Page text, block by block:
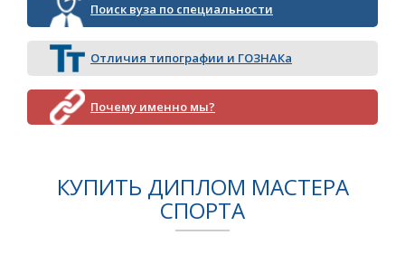
Поиск вуза по специальности
Отличия типографии и ГОЗНАКа
Почему именно мы?
КУПИТЬ ДИПЛОМ МАСТЕРА
СПОРТА